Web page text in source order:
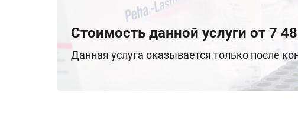
Стоимость данной услуги от 7
Данная услуга оказывается только после